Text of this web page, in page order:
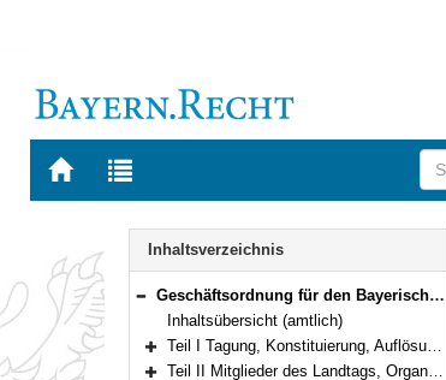
Zur
BAYERN.RECHT
Zur
letzten
Navigation
Inhaltsverzeichnis
Bereich reduzieren
Geschäftsordnung für den Bayerischen Landtag (BayLTGeschO) in der Fassung der Bekanntmachung vom 14. August 2009 (GVBl. S. 420) BayRS 1100-3-I (§§ 1–195)
Inhaltsübersicht (amtlich)
Bereich erweitern
Teil I Tagung, Konstituierung, Auflösung und Abberufung (§§ 1–3)
Teil II Mitglieder des Landtags, Organe und Gremien (§§ 4–40)